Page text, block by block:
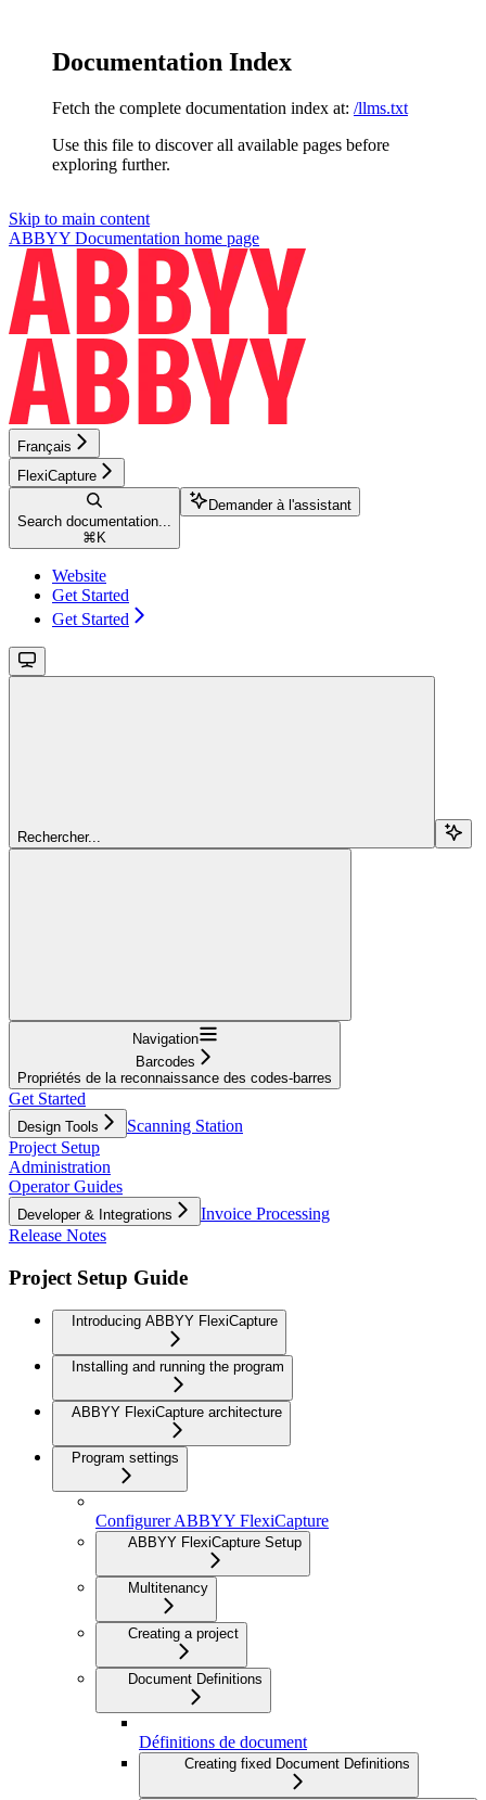
Documentation Index
Fetch the complete documentation index at: /llms.txt
Use this file to discover all available pages before
exploring further.
Skip to main content
ABBYY Documentation home page
Français
FlexiCapture
Search documentation...
⌘ K
Demander à l'assistant
Website
Get Started
Get Started
Rechercher...
Navigation
Barcodes
Propriétés de la reconnaissance des codes-barres
Get Started
Design Tools
Scanning Station
Project Setup
Administration
Operator Guides
Developer & Integrations
Invoice Processing
Release Notes
Project Setup Guide
Introducing ABBYY FlexiCapture
Installing and running the program
ABBYY FlexiCapture architecture
Program settings
Configurer ABBYY FlexiCapture
ABBYY FlexiCapture Setup
Multitenancy
Creating a project
Document Definitions
Définitions de document
Creating fixed Document Definitions